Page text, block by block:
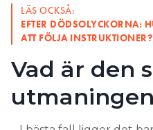
LÄS OCKSÅ:
EFTER DÖDSOLYCKORNA:
ATT FÖLJA INSTRUKTIONER?
Vad är den